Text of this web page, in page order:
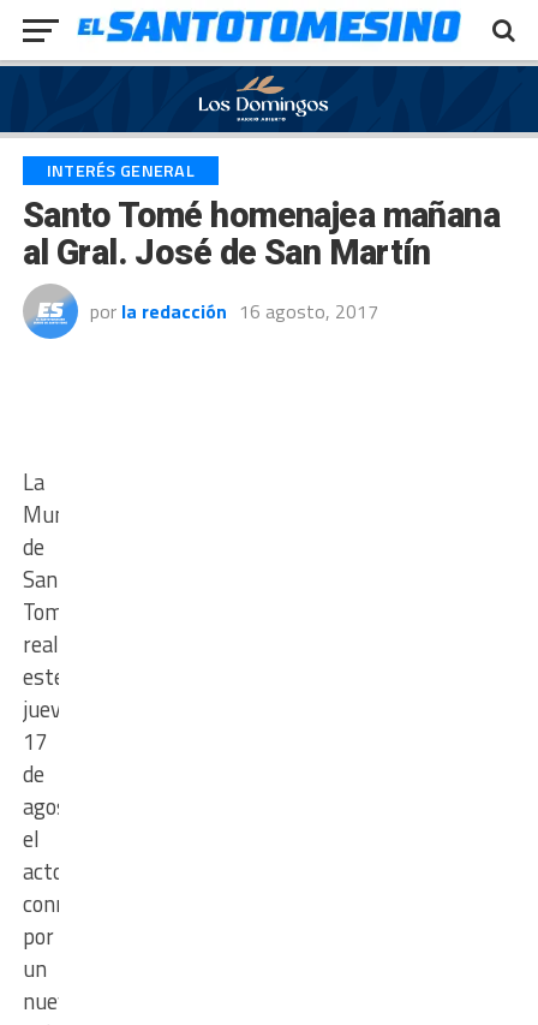
INTERÉS GENERAL
Santo Tomé homenajea mañana
al Gral. José de San Martín
por la redacción 16 agosto, 2017
La
Municipalidad
de
Santo
Tomé
realizará
este
jueves
17
de
agosto
el
acto
conmemorativo
por
un
nuevo
Exit mobile version